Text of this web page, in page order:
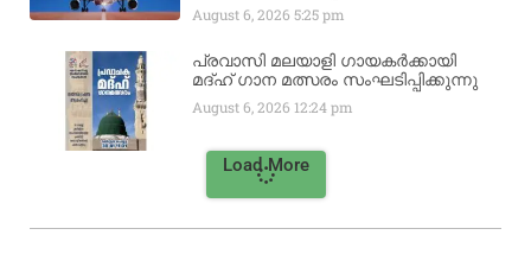
August 6, 20265:25 pm
പ്രവാസി മലയാളി ഗായകർക്കായി
മദ്ഹ് ഗാന മത്സരം സംഘടിപ്പിക്കുന്നു
August 6, 2026 12:24 pm
Load More